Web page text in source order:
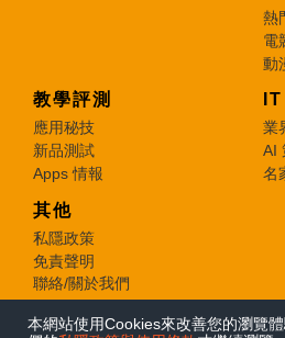
本網站使用Cookies來改善您的瀏覽
熱
電
動
教學評測
應用秘技
新品測試
Apps 情報
業
AI
名
其他
私隱政策
免責聲明
聯絡/關於我們
© 2026 e-zone. All Rights